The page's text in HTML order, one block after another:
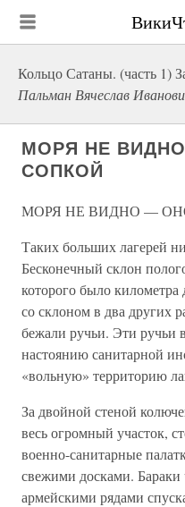
Кольцо Сатаны. (часть 1)
Пальман Вячеслав
МОРЯ НЕ
СОПКОЙ
МОРЯ НЕ ВИДНО —
Таких больших лагерей
Бесконечный склон
которого было
со склоном в два других
бежали ручьи. Эти ручьи
настоянию санитарной
«вольную» территорию
За двойной стеной
весь огромный участок,
военно-санитарные
свежими досками. Бараки
армейскими рядами